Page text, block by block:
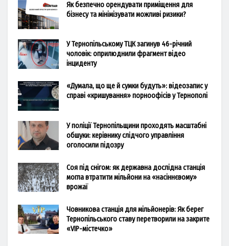
Як безпечно орендувати приміщення для
бізнесу та мінімізувати можливі ризики?
У Тернопільському ТЦК загинув 46-річний
чоловік: оприлюднили фрагмент відео
інциденту
«Думала, що ще й сумки будуть»: відеозапис у
справі «кришування» порноофісів у Тернополі
У поліції Тернопільщини проходять масштабні
обшуки: керівнику слідчого управління
оголосили підозру
Соя під снігом: як державна дослідна станція
могла втратити мільйони на «насіннєвому»
врожаї
Човникова станція для мільйонерів: Як берег
Тернопільського ставу перетворили на закрите
«VIP-містечко»